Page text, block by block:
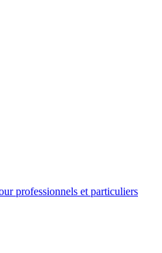
professionnels et particuliers